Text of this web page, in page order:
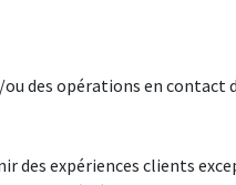
des opérations en contact
des expériences clients